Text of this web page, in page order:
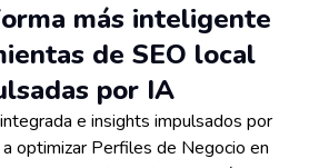
más inteligente
de SEO local
por IA
e insights impulsados por
optimizar Perfiles de Negocio en